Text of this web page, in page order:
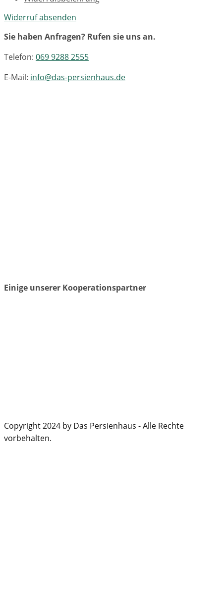
Widerruf absenden
Sie haben Anfragen? Rufen sie uns an.
Telefon: 069 9288 2555
E-Mail: info@das-persienhaus.de
Einige unserer Kooperationspartner
Copyright 2024 by Das Persienhaus - Alle Rechte
vorbehalten.